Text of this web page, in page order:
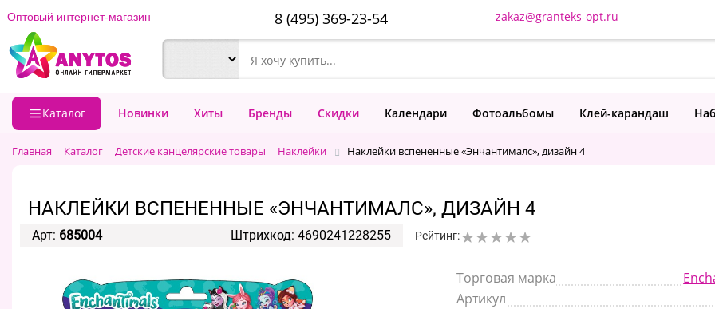
Оптовый интернет-магазин 8 (495) 369-23-54 zakaz@granteks-opt.ru
Каталог Новинки Хиты Бренды Скидки Календари Фотоальбомы Клей-карандаш
Главная Каталог Детские канцелярские товары Наклейки Наклейки вспененные «Энчантималс», дизайн 4
НАКЛЕЙКИ ВСПЕНЕННЫЕ «ЭНЧАНТИМАЛС», ДИЗАЙН 4
Арт: 685004 Штрихкод: 4690241228255 Рейтинг:
Торговая марка
Артикул